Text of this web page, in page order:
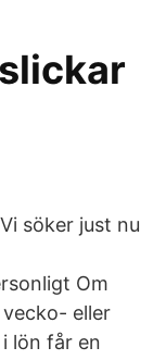
söker just nu
Om
eller
lön får en